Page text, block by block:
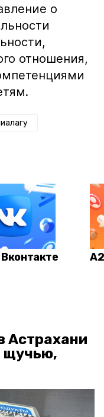
о
отношения,
Астрахани
щучью,